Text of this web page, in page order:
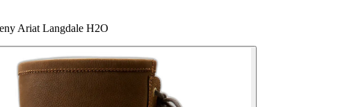
Ariat Langdale H2O